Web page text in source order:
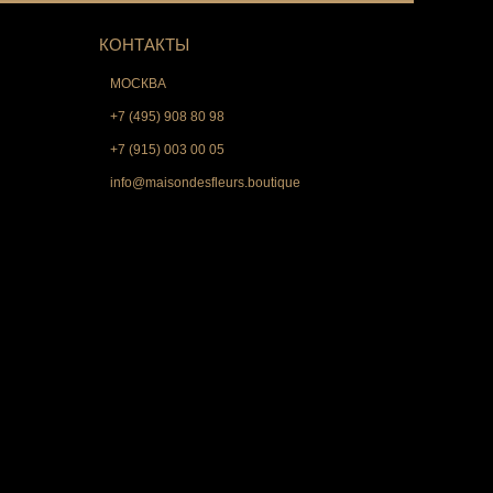
КОНТАКТЫ
МОСКВА
+7 (495) 908 80 98
+7 (915) 003 00 05
info@maisondesfleurs.boutique